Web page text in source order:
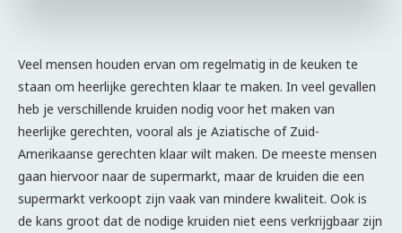
Veel mensen houden ervan om regelmatig in de keuken te
staan om heerlijke gerechten klaar te maken. In veel gevallen
heb je verschillende kruiden nodig voor het maken van
heerlijke gerechten, vooral als je Aziatische of Zuid-
Amerikaanse gerechten klaar wilt maken. De meeste mensen
gaan hiervoor naar de supermarkt, maar de kruiden die een
supermarkt verkoopt zijn vaak van mindere kwaliteit. Ook is
de kans groot dat de nodige kruiden niet eens verkrijgbaar zijn